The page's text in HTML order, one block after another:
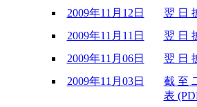
2009年11月12日
翌 日
2009年11月11日
翌 日
2009年11月06日
翌 日
2009年11月03日
截 至
表